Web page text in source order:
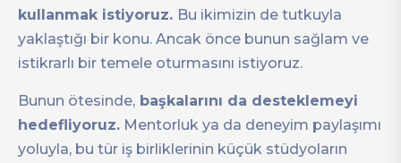
kullanmak istiyoruz. Bu ikimizin de tutkuyla
yaklaştığı bir konu. Ancak önce bunun sağlam ve
istikrarlı bir temele oturmasını istiyoruz.
Bunun ötesinde, başkalarını da desteklemeyi
hedefliyoruz. Mentorluk ya da deneyim paylaşımı
yoluyla, bu tür iş birliklerinin küçük stüdyoların